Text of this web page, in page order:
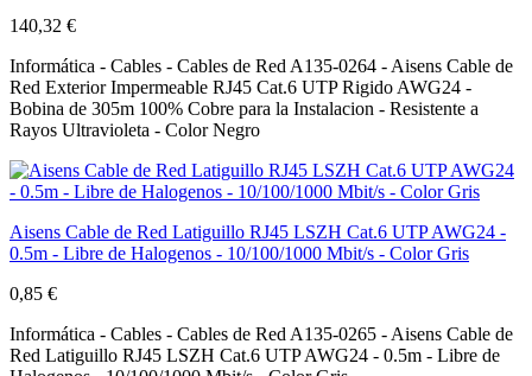
140,32 €
Informática - Cables - Cables de Red A135-0264 - Aisens Cable de
Red Exterior Impermeable RJ45 Cat.6 UTP Rigido AWG24 -
Bobina de 305m 100% Cobre para la Instalacion - Resistente a
Rayos Ultravioleta - Color Negro
Aisens Cable de Red Latiguillo RJ45 LSZH Cat.6 UTP AWG24 -
0.5m - Libre de Halogenos - 10/100/1000 Mbit/s - Color Gris
0,85 €
Informática - Cables - Cables de Red A135-0265 - Aisens Cable de
Red Latiguillo RJ45 LSZH Cat.6 UTP AWG24 - 0.5m - Libre de